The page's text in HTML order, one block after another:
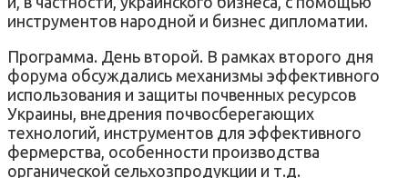
инструментов народной и бизнес дипломатии.
Программа. День второй. В рамках второго дня
форума обсуждались механизмы эффективного
использования и защиты почвенных ресурсов
Украины, внедрения почвосберегающих
технологий, инструментов для эффективного
фермерства, особенности производства
органической сельхозпродукции и т.д.